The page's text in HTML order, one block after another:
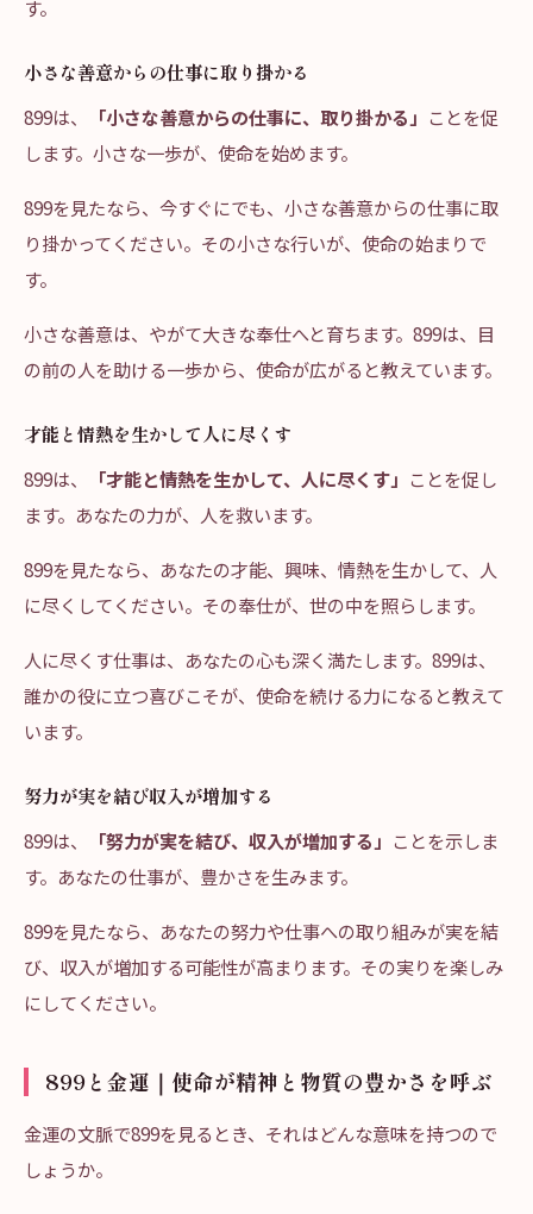
す。
小さな善意からの仕事に取り掛かる
899は、
「小さな善意からの仕事に、取り掛かる」 ことを促
します。小さな一歩が、使命を始めます。
899を見たなら、今すぐにでも、小さな善意からの仕事に取
り掛かってください。その小さな行いが、使命の始まりで
す。
小さな善意は、やがて大きな奉仕へと育ちます。899は、目
の前の人を助ける一歩から、使命が広がると教えています。
才能と情熱を生かして人に尽くす
899は、
「才能と情熱を生かして、人に尽くす」 ことを促し
ます。あなたの力が、人を救います。
899を見たなら、あなたの才能、興味、情熱を生かして、人
に尽くしてください。その奉仕が、世の中を照らします。
人に尽くす仕事は、あなたの心も深く満たします。899は、
誰かの役に立つ喜びこそが、使命を続ける力になると教えて
います。
努力が実を結び収入が増加する
899は、
「努力が実を結び、収入が増加する」 ことを示しま
す。あなたの仕事が、豊かさを生みます。
899を見たなら、あなたの努力や仕事への取り組みが実を結
び、収入が増加する可能性が高まります。その実りを楽しみ
にしてください。
899と金運｜使命が精神と物質の豊かさを呼ぶ
金運の文脈で899を見るとき、それはどんな意味を持つので
しょうか。